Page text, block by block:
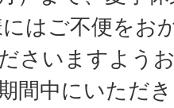
はご不便をお
さいますよう
間中にいただ